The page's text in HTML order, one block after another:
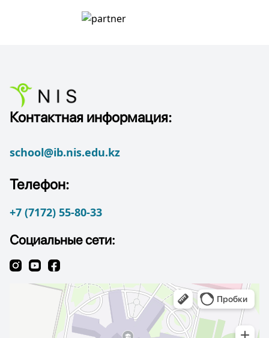
Контактная информация:
school@ib.nis.edu.kz
Телефон:
+7 (7172) 55-80-33
Социальные сети: